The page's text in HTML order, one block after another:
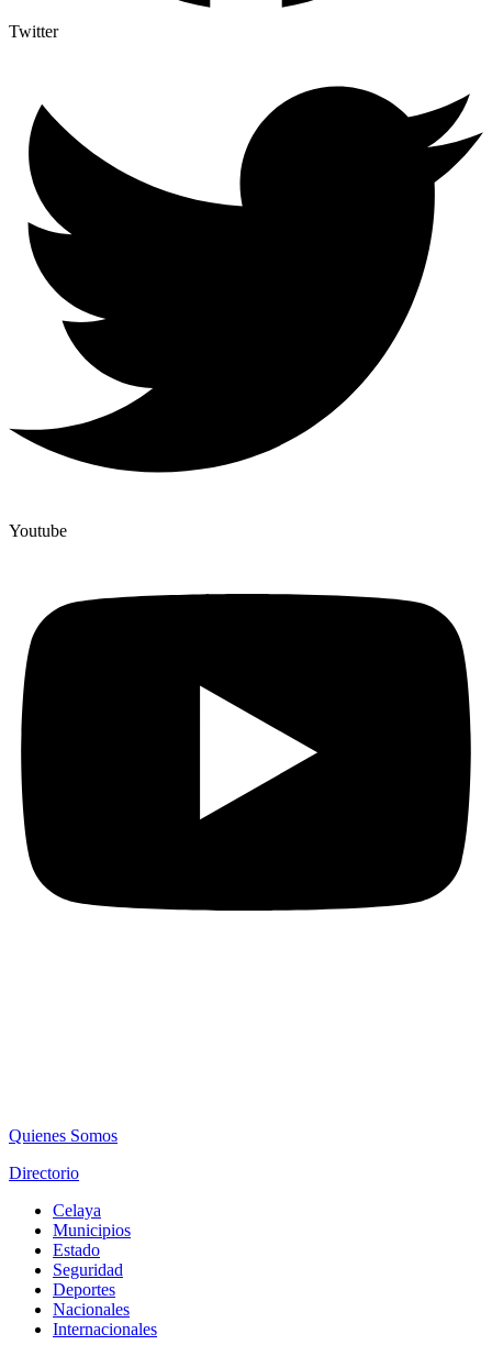
Twitter
Youtube
Quienes Somos
Directorio
Celaya
Municipios
Estado
Seguridad
Deportes
Nacionales
Internacionales